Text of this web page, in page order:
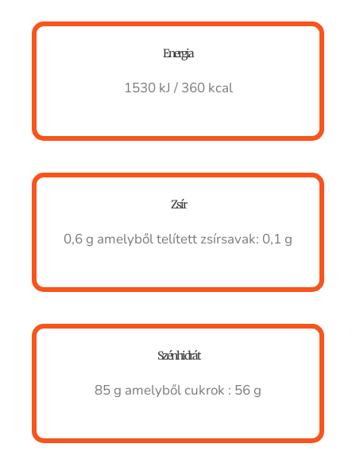
Energia
1530 kJ / 360 kcal
Zsír
0,6 g amelyből telített zsírsavak: 0,1 g
Szénhidrát
85 g amelyből cukrok : 56 g